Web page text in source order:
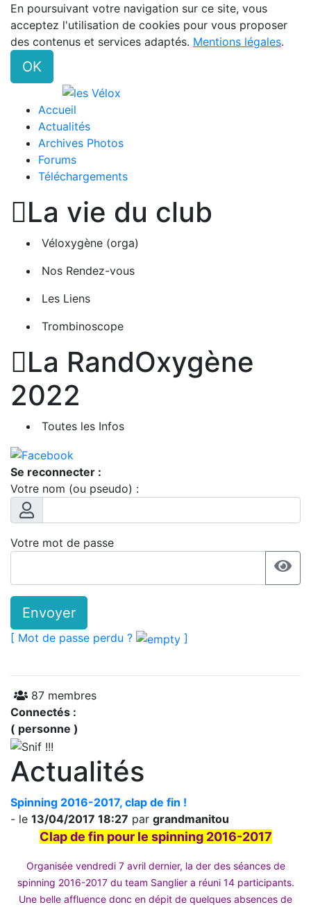
En poursuivant votre navigation sur ce site, vous
acceptez l'utilisation de cookies pour vous proposer
des contenus et services adaptés. Mentions légales.
OK
Accueil
Actualités
Archives Photos
Forums
Téléchargements
La vie du club
Véloxygène (orga)
Nos Rendez-vous
Les Liens
Trombinoscope
La RandOxygène
2022
Toutes les Infos
Se reconnecter :
Votre nom (ou pseudo) :
Votre mot de passe
Envoyer
[ Mot de passe perdu ? ]
87 membres
Connectés :
( personne )
Actualités
Spinning 2016-2017, clap de fin !
- le 13/04/2017 18:27 par grandmanitou
Clap de fin pour le spinning 2016-2017
Organisée vendredi 7 avril dernier, la der des séances de
spinning 2016-2017 du team Sanglier a réuni 14 participants.
Une belle affluence donc en dépit de quelques absences de